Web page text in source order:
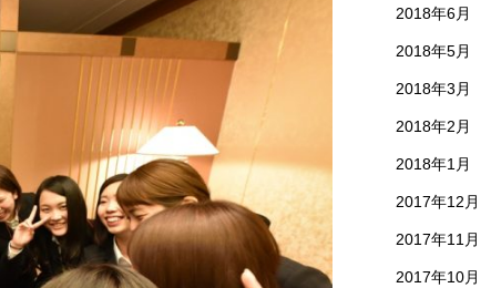
2018年6月
2018年5月
2018年3月
2018年2月
2018年1月
2017年12月
2017年11月
2017年10月